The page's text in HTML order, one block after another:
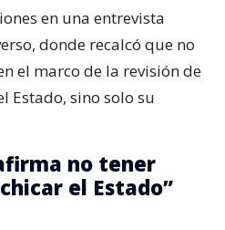
en una entrevista
donde recalcó que no
el marco de la revisión de
Estado, sino solo su
no tener
el Estado”